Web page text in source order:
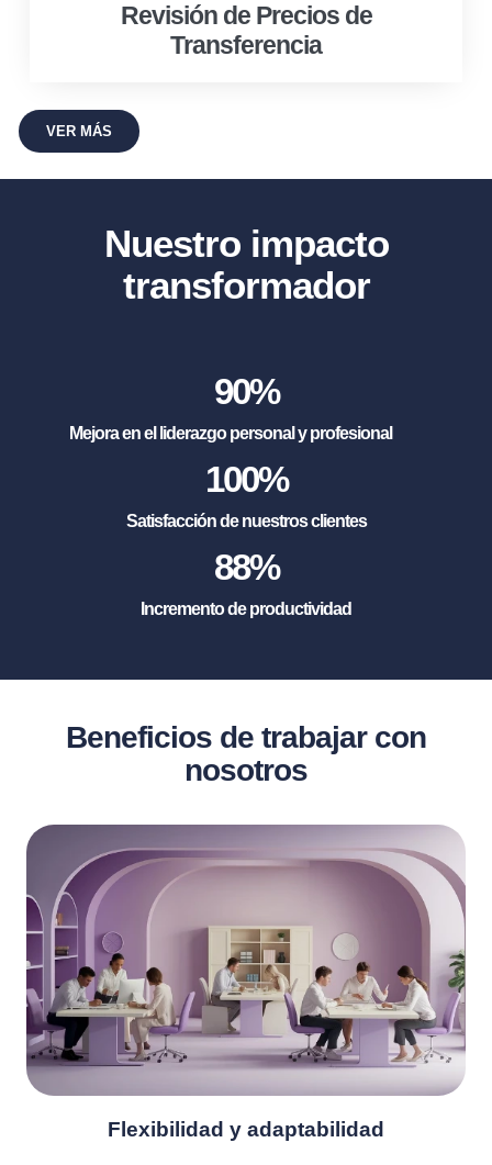
Revisión de Precios de
Transferencia
VER MÁS
Nuestro impacto
transformador
90%
Mejora en el liderazgo personal y profesional
100%
Satisfacción de nuestros clientes
88%
Incremento de productividad
Beneficios de trabajar con
nosotros
Flexibilidad y adaptabilidad